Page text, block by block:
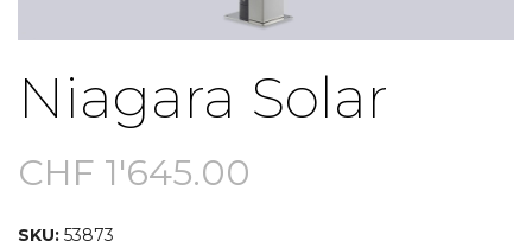
Niagara Solar
CHF 1'645.00
SKU: 53873